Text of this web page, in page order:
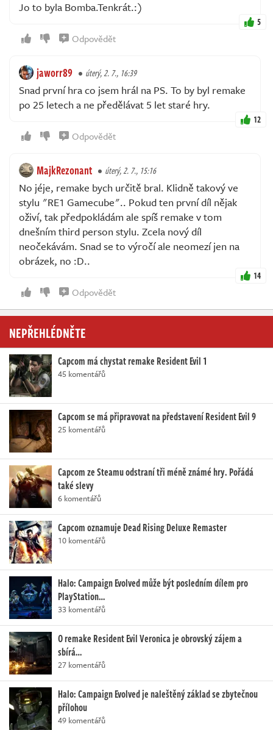
Jo to byla Bomba.Tenkrát.:)
5
Odpovědět
jaworr89 úterý, 2. 7., 16:39
Snad první hra co jsem hrál na PS. To by byl remake
po 25 letech a ne předělávat 5 let staré hry.
12
Odpovědět
MajkRezonant úterý, 2. 7., 15:16
No jéje, remake bych určitě bral. Klidně takový ve
stylu "RE1 Gamecube".. Pokud ten první díl nějak
oživí, tak předpokládám ale spíš remake v tom
dnešním third person stylu. Zcela nový díl
neočekávám. Snad se to výročí ale neomezí jen na
obrázek, no :D..
14
Odpovědět
NEPŘEHLÉDNĚTE
Capcom má chystat remake Resident Evil 1
45 komentářů
Capcom se má připravovat na představení Resident Evil 9
25 komentářů
Capcom ze Steamu odstraní tři méně známé hry. Pořádá
také slevy
6 komentářů
Capcom oznamuje Dead Rising Deluxe Remaster
10 komentářů
Halo: Campaign Evolved může být posledním dílem pro
PlayStation…
33 komentářů
O remake Resident Evil Veronica je obrovský zájem a
sbírá…
27 komentářů
Halo: Campaign Evolved je naleštěný základ se zbytečnou
přílohou
49 komentářů